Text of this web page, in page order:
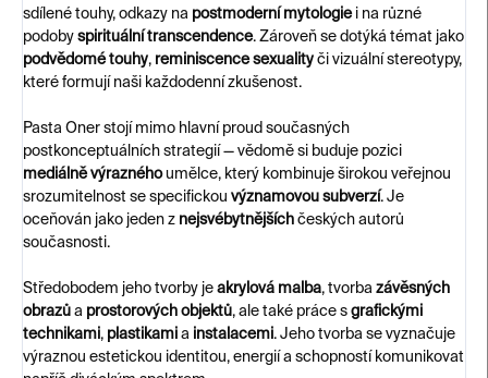
sdílené touhy, odkazy na postmoderní mytologiei na různé
podoby spirituální transcendence. Zároveň se dotýká témat jako
podvědomé touhy, reminiscence sexuality či vizuální stereotypy,
které formují naši každodenní zkušenost.
Pasta Oner stojí mimo hlavní proud současných
postkonceptuálních strategií — vědomě si buduje pozici
mediálně výraznéhoumělce, který kombinuje širokou veřejnou
srozumitelnost se specifickou významovou subverzí. Je
oceňován jako jeden z nejsvébytnějších českých autorů
současnosti.
Středobodem jeho tvorby je akrylová malba, tvorba závěsných
obrazů a prostorových objektů, ale také práce s grafickými
technikami, plastikami a instalacemi. Jeho tvorba se vyznačuje
výraznou estetickou identitou, energií a schopností komunikovat